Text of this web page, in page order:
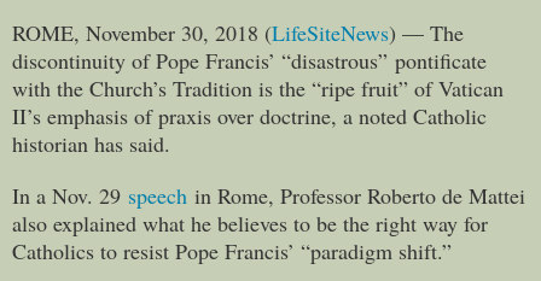
ROME, November 30, 2018 (LifeSiteNews) — The
discontinuity of Pope Francis’ “disastrous” pontificate
with the Church’s Tradition is the “ripe fruit” of Vatican
II’s emphasis of praxis over doctrine, a noted Catholic
historian has said.
In a Nov. 29 speech in Rome, Professor Roberto de Mattei
also explained what he believes to be the right way for
Catholics to resist Pope Francis’ “paradigm shift.”